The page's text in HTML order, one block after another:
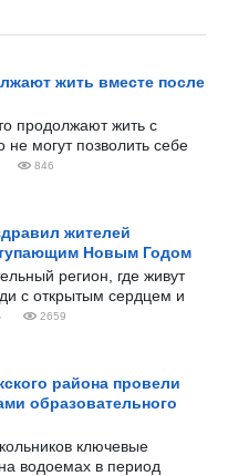
жить вместе после
продолжают жить с
могут позволить себе
846
жителей
Новым Годом
регион, где живут
с открытым сердцем и
2659
района провели
образовательного
ключевые
водоемах в период